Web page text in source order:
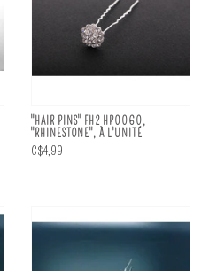
"HAIR PINS" FH2 HP0060,
"RHINESTONE", À L'UNITÉ
C$4,99